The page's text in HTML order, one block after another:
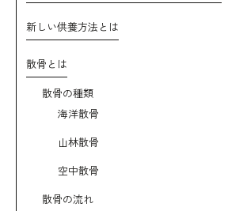
新しい供養方法とは
散骨とは
散骨の種類
海洋散骨
山林散骨
空中散骨
散骨の流れ